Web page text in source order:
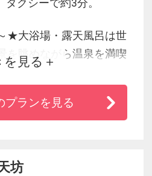
タクシーで約3分。
★大浴場・露天風呂は世
を眺めながら温泉を満喫
していた大仁金山の金脈
温泉♪
碁・テニスコートも無料
を見る
プランを見る
坊